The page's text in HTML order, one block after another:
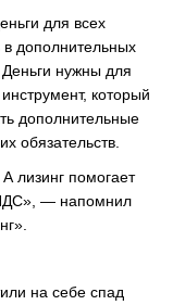
для всех
в дополнительных
нужны для
который
дополнительные
обязательств.
лизинг помогает
— напомнил
на себе спад